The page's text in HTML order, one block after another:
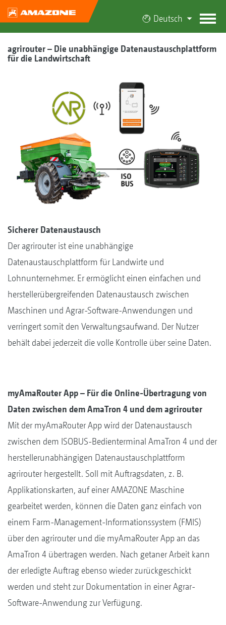
Deutsch
agrirouter – Die unabhängige Datenaustauschplattform
für die Landwirtschaft
Sicherer Datenaustausch
Der agrirouter ist eine unabhängige
Datenaustauschplattform für Landwirte und
Lohnunternehmer. Er ermöglicht einen einfachen und
herstellerübergreifenden Datenaustausch zwischen
Maschinen und Agrar-Software-Anwendungen und
verringert somit den Verwaltungsaufwand. Der Nutzer
behält dabei jederzeit die volle Kontrolle über seine Daten.
myAmaRouter App – Für die Online-Übertragung von
Daten zwischen dem AmaTron 4 und dem agrirouter
Mit der myAmaRouter App wird der Datenaustausch
zwischen dem ISOBUS-Bedienterminal AmaTron 4 und der
herstellerunabhängigen Datenaustauschplattform
agrirouter hergestellt. Soll mit Auftragsdaten, z. B.
Applikationskarten, auf einer AMAZONE Maschine
gearbeitet werden, können die Daten ganz einfach von
einem Farm-Management-Informationssystem (FMIS)
über den agrirouter und die myAmaRouter App an das
AmaTron 4 übertragen werden. Nach getaner Arbeit kann
der erledigte Auftrag ebenso wieder zurückgeschickt
werden und steht zur Dokumentation in einer Agrar-
Software-Anwendung zur Verfügung.